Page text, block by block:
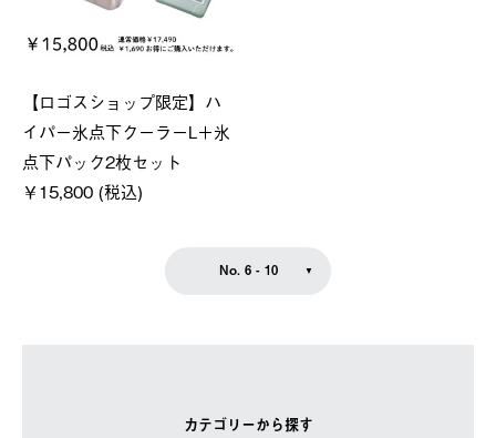
カテゴリーから探す
【ロゴスショップ限定】ハ
イパー氷点下クーラーL＋氷
点下パック2枚セット
￥15,800 (税込)
No. 6 - 10